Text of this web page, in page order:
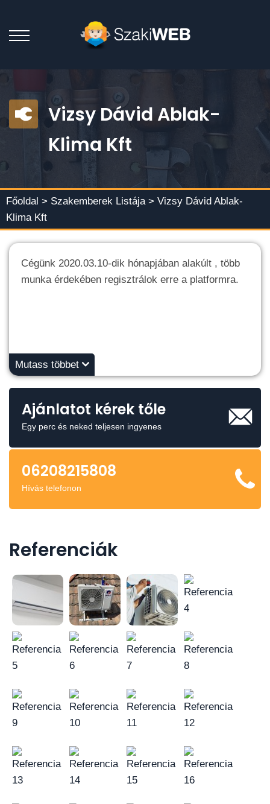
Vizsy Dávid Ablak-
Klima Kft
Főoldal > Szakemberek Listája > Vizsy Dávid Ablak-
Klima Kft
Cégünk 2020.03.10-dik hónapjában alakúlt , több
munka érdekében regisztrálok erre a platformra.
Mutass többet
Ajánlatot kérek tőle
Egy perc és neked teljesen ingyenes
06208215808
Hívás telefonon
Referenciák